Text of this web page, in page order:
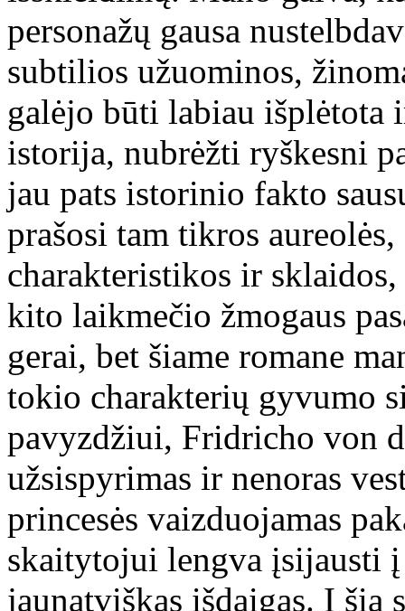
personažų gausa
subtilios užuominos,
galėjo būti labiau išplėtota
istorija, nubrėžti ryškesni
jau pats istorinio fakto
prašosi tam tikros
charakteristikos ir
kito laikmečio žmogaus
gerai, bet šiame romane
tokio charakterių gyvumo
pavyzdžiui, Fridricho von
užsispyrimas ir nenoras
princesės vaizduojamas
skaitytojui lengva įsijausti
jaunatviškas išdaigas. Į